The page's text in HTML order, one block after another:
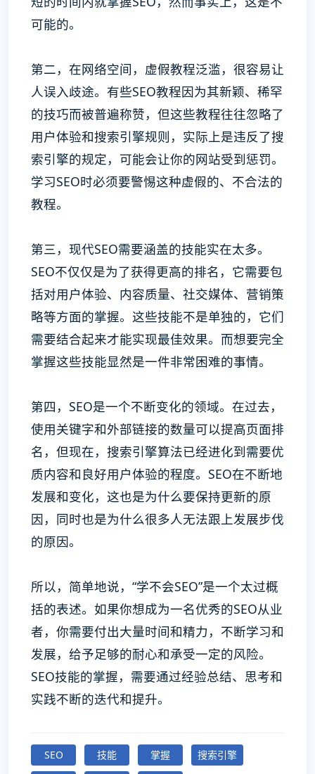
可能的。
第二，在网络空间，虚假教程泛滥，很容易让
人误入歧途。有些SEO教程因为其新颖、稀罕
的技巧而被普遍称赞，但这些教程往往忽略了
用户体验和搜索引擎规则，实际上是违反了搜
索引擎的规定，可能会让你的网站受到惩罚。
学习SEO时必须要警惕这种虚假的、不合法的
教程。
第三，现代SEO需要涵盖的技能实在太多。
SEO不仅仅是为了获得更高的排名，它需要包
括对用户体验、内容质量、社交媒体、营销策
略等方面的掌握。这些技能不是单独的，它们
需要结合起来才能实现最佳效果。而想要完全
掌握这些技能显然是一件非常困难的事情。
第四，SEO是一个不断变化的领域。在过去，
使用关键字和外部链接的数量可以提高页面排
名，但现在，搜索引擎算法已经进化到需要优
质内容和良好用户体验的程度。SEO在不断地
发展和变化，这也是为什么要保持更新的原
因，同时也是为什么很多人无法跟上发展步伐
的原因。
所以，简单地说，“学不会SEO”是一个太过概
括的表述。如果你想成为一名优秀的SEO从业
者，你需要付出大量时间和精力，不断学习和
发展，给予足够的耐心和承受一定的风险。
SEO技能的掌握，需要通过经验总结、思考和
实践不断的迭代和提升。
SEO 技能 掌握
搜索引擎